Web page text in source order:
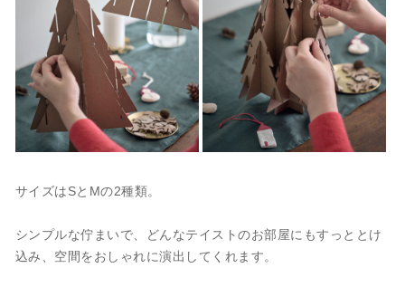
サイズはSとMの2種類。
シンプルな佇まいで、どんなテイストのお部屋にもすっととけ
込み、空間をおしゃれに演出してくれます。